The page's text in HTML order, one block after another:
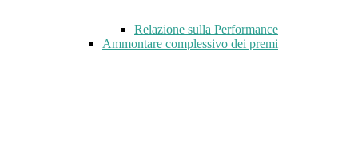
Relazione sulla Performance
Ammontare complessivo dei premi